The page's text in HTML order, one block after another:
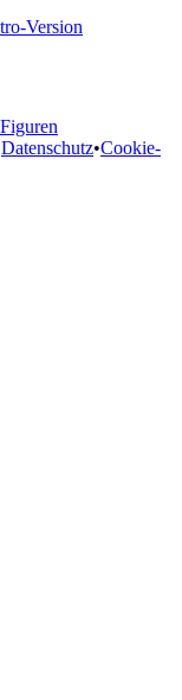
Version
Figuren
Datenschutz•Cookie-